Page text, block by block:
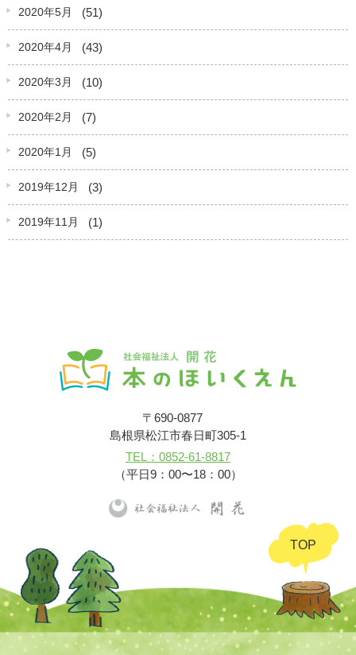
2020年5月 (51)
2020年4月 (43)
2020年3月 (10)
2020年2月 (7)
2020年1月 (5)
2019年12月 (3)
2019年11月 (1)
〒690-0877
島根県松江市春日町305-1
TEL：0852-61-8817
（平日9：00〜18：00）
TOP